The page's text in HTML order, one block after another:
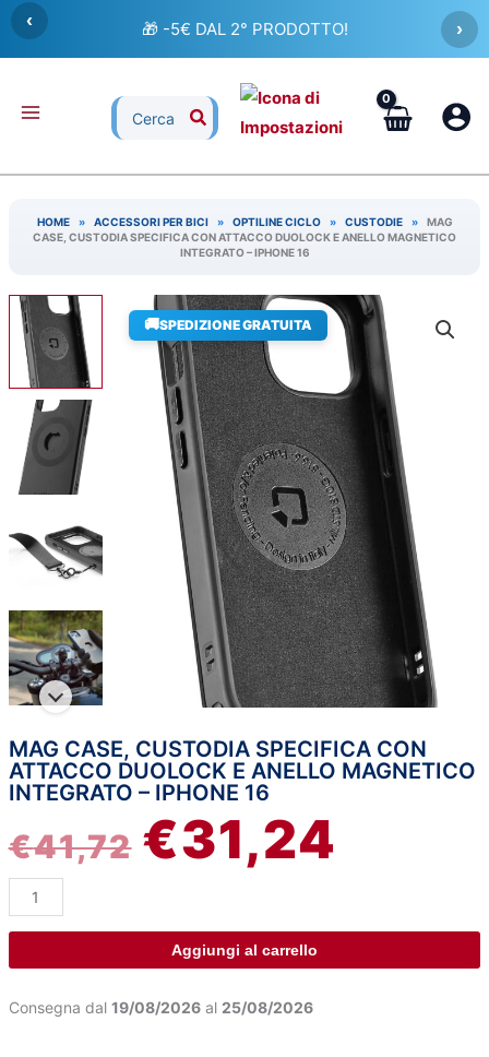
Vai
contenuto
‹ 🎁 -5€ DAL 2° PRODOTTO! ›
Ricerca
per:
HOME » ACCESSORI PER BICI » OPTILINE CICLO » CUSTODIE »
MAG
CASE, CUSTODIA SPECIFICA CON ATTACCO DUOLOCK E ANELLO MAGNETICO
INTEGRATO – IPHONE 16
🚚SPEDIZIONE GRATUITA
MAG CASE, CUSTODIA SPECIFICA CON
ATTACCO DUOLOCK E ANELLO MAGNETICO
INTEGRATO – IPHONE 16
€41,72
IL
PREZZO
ORIGINALE
€41,72.
€31,24
IL
€31,24.
Mag
Case,
custodia
con
attacco
DuoLock
integrato
Aggiungi al carrello
Consegna dal 19/08/2026al 25/08/2026